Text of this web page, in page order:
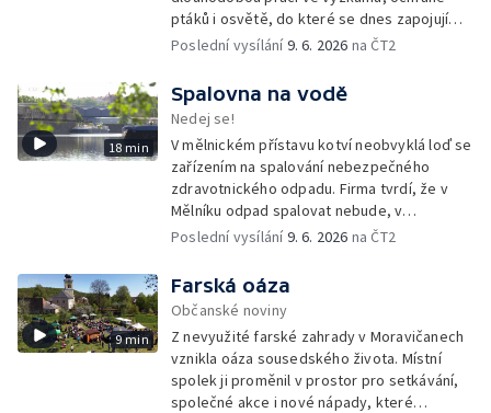
ptáků i osvětě, do které se dnes zapojují
tisíce členů a dobrovolníků po celé
Poslední vysílání9. 6. 2026 na ČT2
18 min
Spalovna na vodě
Nedej se!
V mělnickém přístavu kotví neobvyklá loď se
zařízením na spalování nebezpečného
zdravotnického odpadu. Firma tvrdí, že v
Mělníku odpad spalovat nebude, v
dokumentech k posuzování vlivů na životní
Poslední vysílání9. 6. 2026 na ČT2
9 min
Farská oáza
Občanské noviny
Z nevyužité farské zahrady v Moravičanech
vznikla oáza sousedského života. Místní
spolek ji proměnil v prostor pro setkávání,
společné akce i nové nápady, které